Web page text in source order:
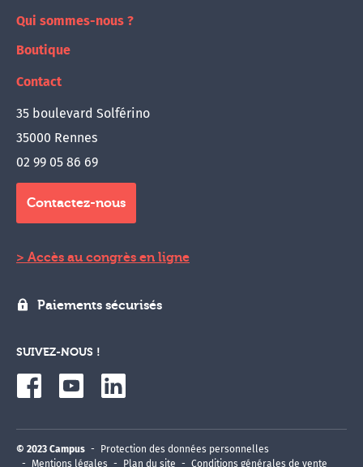
Qui sommes-nous ?
Boutique
Contact
35 boulevard Solférino
35000 Rennes
02 99 05 86 69
Contactez-nous
Accès au congrès en ligne
Paiements sécurisés
SUIVEZ-NOUS !
© 2023 Campus
Protection des données personnelles
Mentions légales
Plan du site Conditions générales de vente